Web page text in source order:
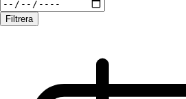
Filtrera